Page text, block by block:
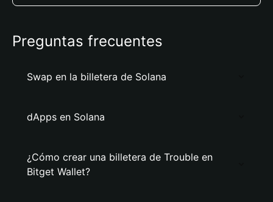
Preguntas frecuentes
Swap en la billetera de Solana
dApps en Solana
¿Cómo crear una billetera de Trouble en
Bitget Wallet?